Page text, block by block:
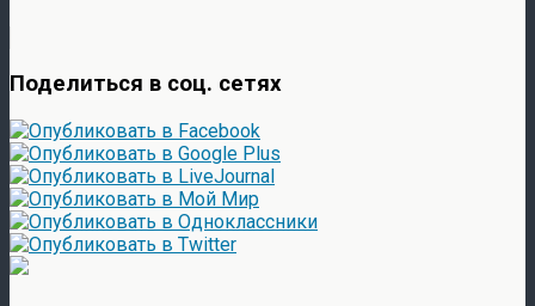
Поделиться в соц. сетях